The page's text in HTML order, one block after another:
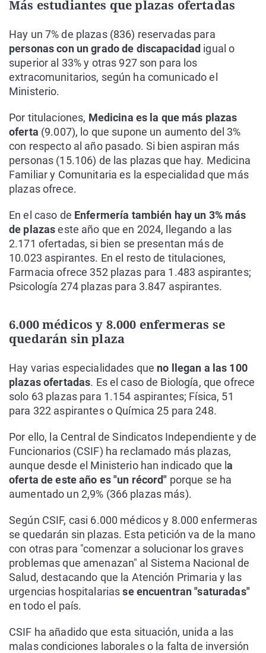
Más estudiantes que plazas ofertadas
Hay un 7% de plazas (836) reservadas para
personas con un grado de discapacidad igual o
superior al 33% y otras 927 son para los
extracomunitarios, según ha comunicado el
Ministerio.
Por titulaciones, Medicina es la que más plazas
oferta (9.007), lo que supone un aumento del 3%
con respecto al año pasado. Si bien aspiran más
personas (15.106) de las plazas que hay. Medicina
Familiar y Comunitaria es la especialidad que más
plazas ofrece.
En el caso de Enfermería también hay un 3% más
de plazaseste año que en 2024, llegando a las
2.171 ofertadas, si bien se presentan más de
10.023 aspirantes. En el resto de titulaciones,
Farmacia ofrece 352 plazas para 1.483 aspirantes;
Psicología 274 plazas para 3.847 aspirantes.
6.000 médicos y 8.000 enfermeras se
quedarán sin plaza
Hay varias especialidades que no llegan a las 100
plazas ofertadas. Es el caso de Biología, que ofrece
solo 63 plazas para 1.154 aspirantes; Física, 51
para 322 aspirantes o Química 25 para 248.
Por ello, la Central de Sindicatos Independiente y de
Funcionarios (CSIF) ha reclamado más plazas,
aunque desde el Ministerio han indicado que la
oferta de este año es "un récord" porque se ha
aumentado un 2,9% (366 plazas más).
Según CSIF, casi 6.000 médicos y 8.000 enfermeras
se quedarán sin plazas. Esta petición va de la mano
con otras para "comenzar a solucionar los graves
problemas que amenazan" al Sistema Nacional de
Salud, destacando que la Atención Primaria y las
urgencias hospitalariasse encuentran "saturadas"
en todo el país.
CSIF ha añadido que esta situación, unida a las
malas condiciones laborales o la falta de inversión